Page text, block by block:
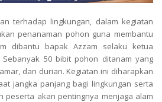
terhadap lingkungan, dalam kegiatan
penanaman pohon guna membantu
dibantu bapak Azzam selaku ketua
50 bibit pohon ditanam yang
dan durian. Kegiatan ini diharapkan
jangka panjang bagi lingkungan serta
peserta akan pentingnya menjaga alam